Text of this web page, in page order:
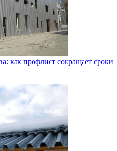
как профлист сокращает сроки